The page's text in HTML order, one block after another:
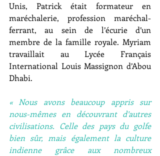
Unis, Patrick était formateur en
maréchalerie, profession maréchal-
ferrant, au sein de l’écurie d’un
membre de la famille royale. Myriam
travaillait au Lycée Français
International Louis Massignon d’Abou
Dhabi.
« Nous avons beaucoup appris sur
nous-mêmes en découvrant d’autres
civilisations. Celle des pays du golfe
bien sûr, mais également la culture
indienne grâce aux nombreux